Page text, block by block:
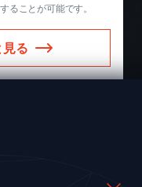
ることが可能です。
る